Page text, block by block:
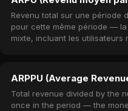
Revenu total sur une période
pour cette même période —
mixte, incluant les utilisateurs
ARPPU (Average
Total revenue divided by the
once in the period — the